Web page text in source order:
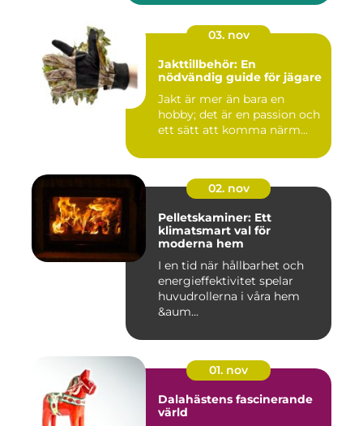
03. nov
Jakttillbehör: En
nödvändig guide för jägare
Jakt är mer än bara en
hobby; det är en passion och
ett sätt att komma närm...
02. nov
Pelletskaminer: Ett
klimatsmart val för
moderna hem
I en tid när hållbarhet och
energieffektivitet spelar
huvudrollerna i våra hem
&aum...
01. nov
Dalahästens fascinerande
värld